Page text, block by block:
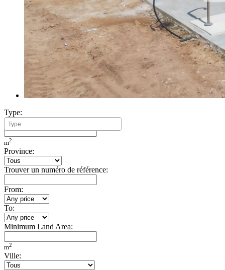
Type:
Minimum Build Area:
m2
Province:
Trouver un numéro de référence:
From:
To:
Minimum Land Area:
m2
Ville: